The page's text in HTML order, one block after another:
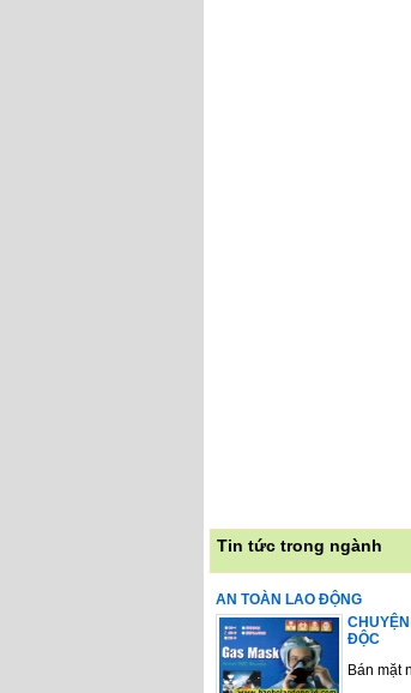
Tin tức trong ngành
AN TOÀN LAO ĐỘNG
ĐỘC
Bán mặt